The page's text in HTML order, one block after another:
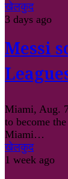
खेलकुद
3 days ago
Messi
Miami, Aug.
to become
Miami…
खेलकुद
1 week ago